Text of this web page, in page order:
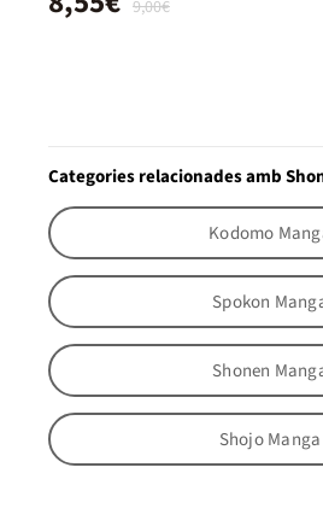
9,00€
Categories relacionades amb
Kodomo
Spokon
Shonen
Shojo Manga